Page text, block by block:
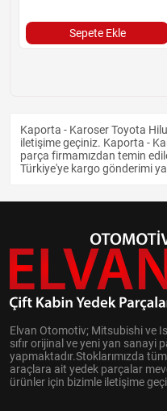
Sepete Ekle
Kaporta - Karoser Toyota
iletişime geçiniz. Kaporta -
parça firmamızdan temin
Türkiye'ye kargo gönderimi
Elvan Otomotiv; Mitsubishi ve
sıfır orijinal ve yeni yan sanayi
yapmaktadır.Stoklarımızda
araçlara ait yedek parçalar
ürünler için bizimle iletişime